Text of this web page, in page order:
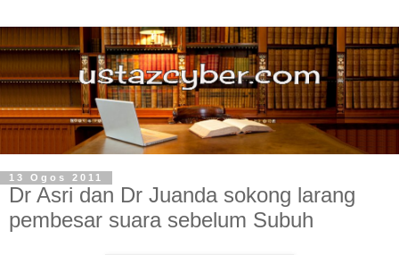
13 Ogos 2011
Dr Asri dan Dr Juanda sokong larang
pembesar suara sebelum Subuh